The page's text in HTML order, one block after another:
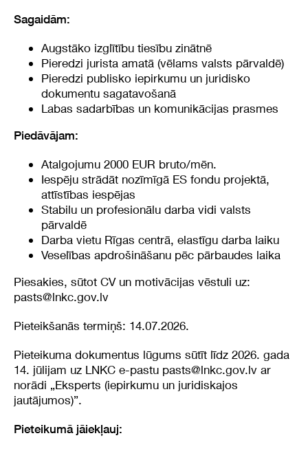
Sagaidām:
Augstāko izglītību tiesību zinātnē
Pieredzi jurista amatā (vēlams valsts pārvaldē)
Pieredzi publisko iepirkumu un juridisko
dokumentu sagatavošanā
Labas sadarbības un komunikācijas prasmes
Piedāvājam:
Atalgojumu 2000 EUR bruto/mēn.
Iespēju strādāt nozīmīgā ES fondu projektā,
attīstības iespējas
Stabilu un profesionālu darba vidi valsts
pārvaldē
Darba vietu Rīgas centrā, elastīgu darba laiku
Veselības apdrošināšanu pēc pārbaudes laika
Piesakies, sūtot CV un motivācijas vēstuli uz:
pasts@lnkc.gov.lv
Pieteikšanās termiņš: 14.07.2026.
Pieteikuma dokumentus lūgums sūtīt līdz 2026. gada
14. jūlijam uz LNKC e-pastu pasts@lnkc.gov.lv ar
norādi „Eksperts (iepirkumu un juridiskajos
jautājumos)”.
Pieteikumā jāiekļauj: